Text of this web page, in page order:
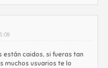
están caidos, si fueras tan
muchos usuarios te lo